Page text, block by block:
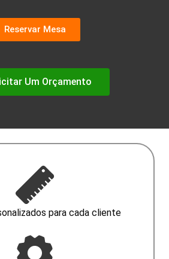
Reservar Mesa
Um Orçamento
para cada cliente